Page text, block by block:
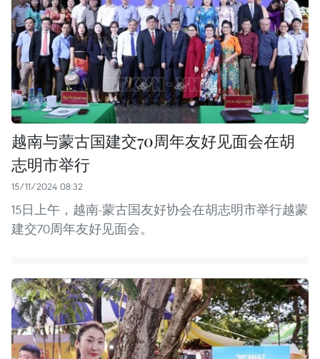
越南与蒙古国建交70周年友好见面会在胡
志明市举行
15/11/2024 08:32
15日上午，越南-蒙古国友好协会在胡志明市举行越蒙
建交70周年友好见面会。